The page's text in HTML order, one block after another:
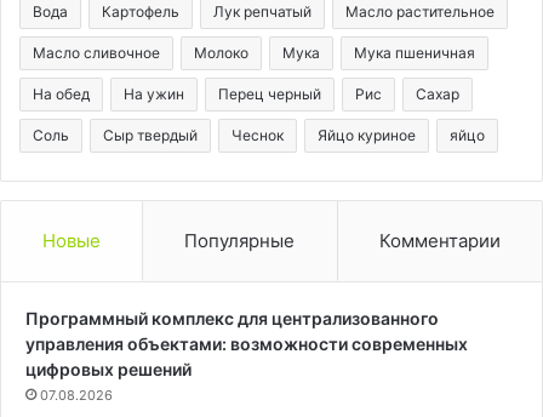
Вода Картофель Лук репчатый Масло растительное
Масло сливочное Молоко Мука Мука пшеничная
На обед На ужин Перец черный Рис Сахар
Соль Сыр твердый Чеснок Яйцо куриное яйцо
Новые Популярные Комментарии
Программный комплекс для централизованного
управления объектами: возможности современных
цифровых решений
07.08.2026